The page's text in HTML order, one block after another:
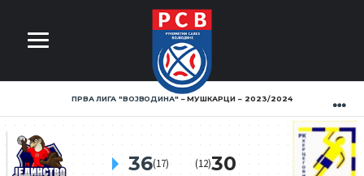
ПРВА ЛИГА ''ВОЈВОДИНА'' МУШКАРЦИ 2023/2024
36(17) (12)30